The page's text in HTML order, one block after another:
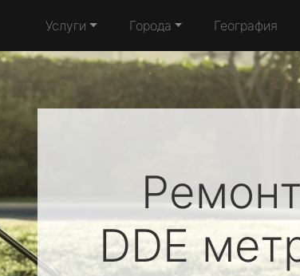
Услуги Города География
DDE